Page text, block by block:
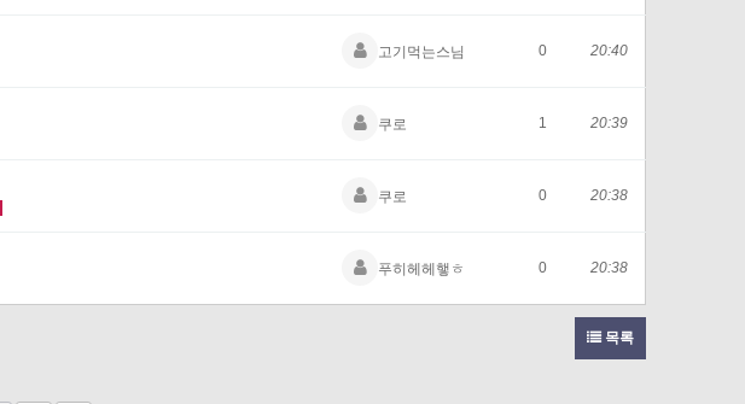
고기먹는스님 0 20:40
쿠로 1 20:39
쿠로 0 20:38
푸히헤헤햏ㅎ 0 20:38
목록